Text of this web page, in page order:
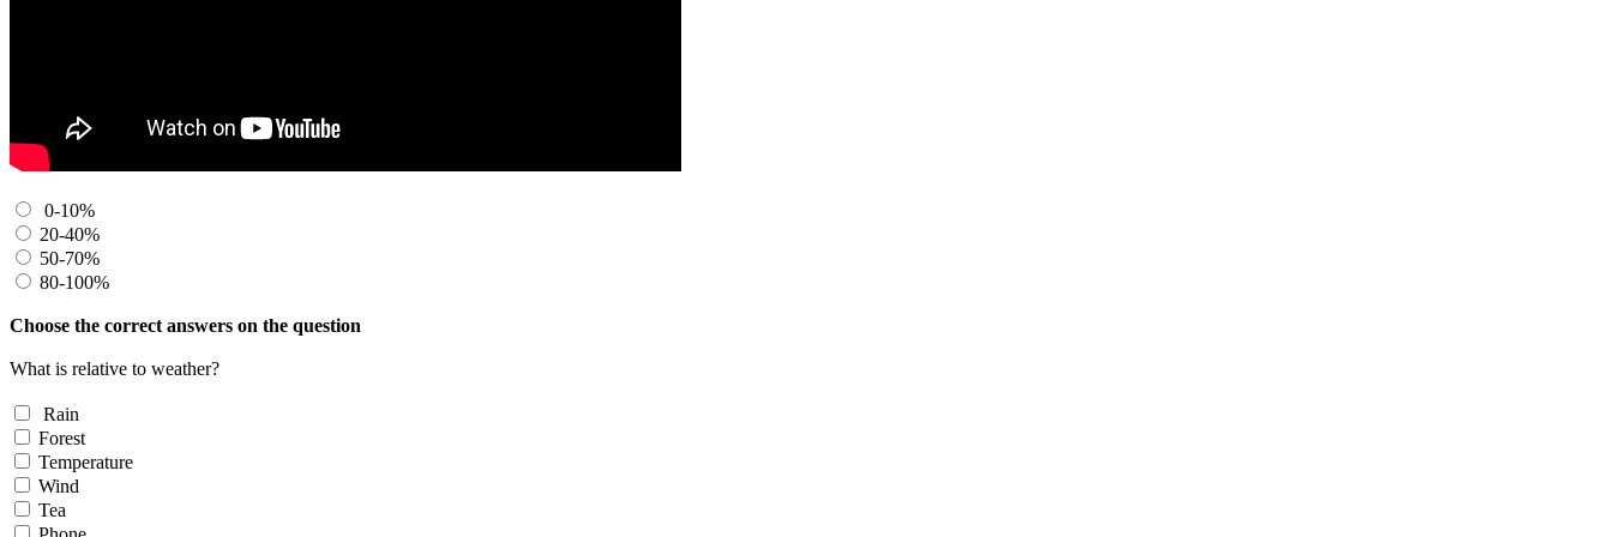
0-10%
20-40%
50-70%
80-100%
Choose the correct answers on the question
What is relative to weather?
Rain
Forest
Temperature
Wind
Tea